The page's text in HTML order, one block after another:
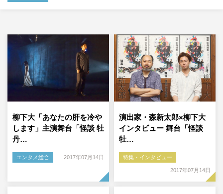
柳下大「あなたの肝を冷や
します」主演舞台「怪談 牡
丹…
エンタメ総合 2017年07月14日
演出家・森新太郎×柳下大
インタビュー 舞台「怪談
牡…
特集・インタビュー
2017年07月14日